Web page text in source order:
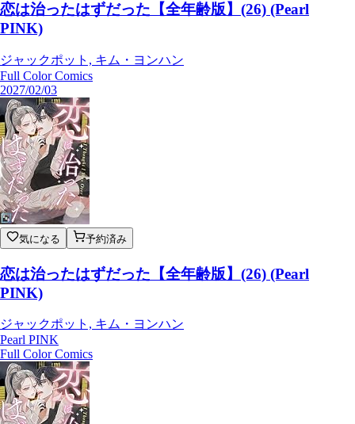
恋は治ったはずだった【全年齢版】(26) (Pearl
PINK)
ジャックポット, キム・ヨンハン
Full Color Comics
2027/02/03
気になる 予約済み
恋は治ったはずだった【全年齢版】(26) (Pearl
PINK)
ジャックポット, キム・ヨンハン
Pearl PINK
Full Color Comics